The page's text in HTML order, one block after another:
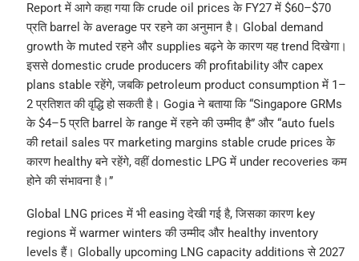
Report में आगे कहा गया कि crude oil prices के FY27 में $60–$70
प्रति barrel के average पर रहने का अनुमान है। Global demand
growth के muted रहने और supplies बढ़ने के कारण यह trend दिखेगा।
इससे domestic crude producers की profitability और capex
plans stable रहेंगे, जबकि petroleum product consumption में 1–
2 प्रतिशत की वृद्धि हो सकती है। Gogia ने बताया कि “Singapore GRMs
के $4–5 प्रति barrel के range में रहने की उम्मीद है” और “auto fuels
की retail sales पर marketing margins stable crude prices के
कारण healthy बने रहेंगे, वहीं domestic LPG में under recoveries कम
होने की संभावना है।”
Global LNG prices में भी easing देखी गई है, जिसका कारण key
regions में warmer winters की उम्मीद और healthy inventory
levels हैं। Globally upcoming LNG capacity additions से 2027